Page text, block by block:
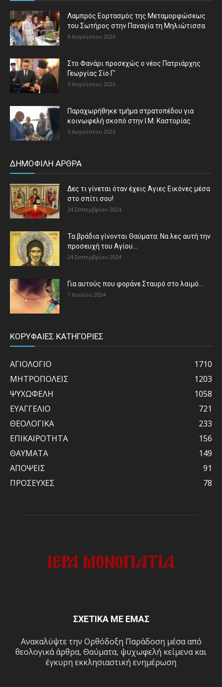
Λαμπρός Εορτασμός της Μεταμορφώσεως
του Σωτήρος στην Παναγία τη Μηλιώτισσα
6 Αυγούστου 2026
Στο Φανάρι προσεχώς ο νέος Πατριάρχης
Γεωργίας Σίο Γ’
5 Αυγούστου 2026
Παραχωρήθηκε τμήμα στρατοπέδου για
κοινωφελή σκοπό στην Ι.Μ. Καστορίας
5 Αυγούστου 2026
ΔΗΜΟΦΙΛΗ ΑΡΘΡΑ
Δες τι γίνεται όταν έχεις Άγιες Εικόνες μέσα
στο σπίτι σου!
24 Σεπτεμβρίου 2024
Τα βράδια γίνονται Θαύματα: Να λες αυτή την
προσευχή του Αγίου...
24 Σεπτεμβρίου 2024
Για αυτούς που φοράνε Σταυρό στο λαιμό…
1 Ιουλίου 2024
ΚΟΡΥΦΑΙΕΣ ΚΑΤΗΓΟΡΙΕΣ
ΑΓΙΟΛΟΓΙΟ
1710
ΜΗΤΡΟΠΟΛΕΙΣ
1203
ΨΥΧΩΦΕΛΗ
1058
ΕΥΑΓΓΕΛΙΟ
721
ΘΕΟΛΟΓΙΚΑ
233
ΕΠΙΚΑΙΡΟΤΗΤΑ
156
ΘΑΥΜΑΤΑ
149
ΑΠΟΨΕΙΣ
91
ΠΡΟΣΕΥΧΕΣ
78
ΣΧΕΤΙΚΑ ΜΕ ΕΜΑΣ
Ανακαλύψτε την Ορθόδοξη Παράδοση μέσα από
θεολογικά άρθρα, Θαύματα, ψυχωφελή κείμενα και
έγκυρη εκκλησιαστική ενημέρωση